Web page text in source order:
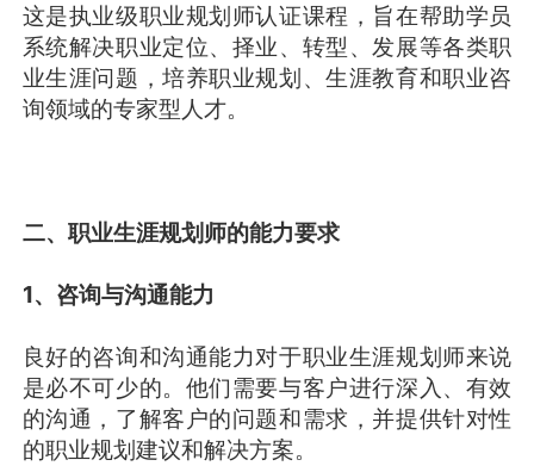
这是执业级职业规划师认证课程，旨在帮助学员
系统解决职业定位、择业、转型、发展等各类职
业生涯问题，培养职业规划、生涯教育和职业咨
询领域的专家型人才。
二、职业生涯规划师的能力要求
1、咨询与沟通能力
良好的咨询和沟通能力对于职业生涯规划师来说
是必不可少的。他们需要与客户进行深入、有效
的沟通，了解客户的问题和需求，并提供针对性
的职业规划建议和解决方案。